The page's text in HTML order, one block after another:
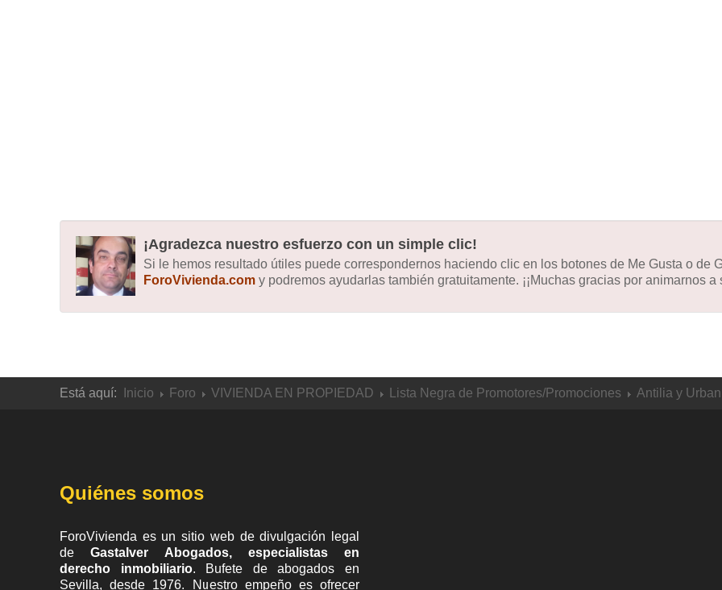
¡Agradezca nuestro esfuerzo con un simple clic!
Si le hemos resultado útiles puede correspondernos haciendo clic en los botones de Me Gusta o de
ForoVivienda.com y podremos ayudarlas también gratuitamente. ¡¡Muchas gracias por animarnos a
Está aquí: Inicio Foro VIVIENDA EN PROPIEDAD Lista Negra de Promotores/Promociones Antilia y
Quiénes somos
ForoVivienda es un sitio web de divulgación legal
deGastalver Abogados, especialistas en
derecho inmobiliario. Bufete deabogados en
Sevilla, desde 1976. Nuestro empeño es ofrecer